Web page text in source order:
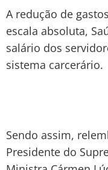
A redução de
escala absoluta,
salário dos
sistema carcerário.
Sendo assim,
Presidente do